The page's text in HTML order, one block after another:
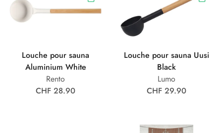
Louche pour sauna
Aluminium White
Rento
CHF 28.90
Louche pour sauna Uusi
Black
Lumo
CHF 29.90